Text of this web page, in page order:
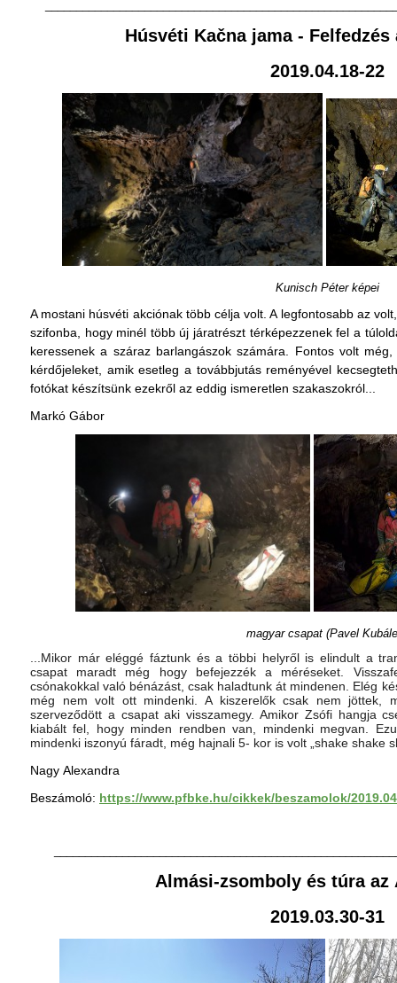
Húsvéti Kačna jama -
2019.04.18-22
Kunisch Péter képei
A mostani húsvéti akciónak több célja volt. A legfontosabb az
szifonba, hogy minél több új járatrészt térképezzenek fel a
keressenek a száraz barlangászok számára. Fontos volt
kérdőjeleket, amik esetleg a továbbjutás reményével
fotókat készítsünk ezekről az eddig ismeretlen szakaszokról...
Markó Gábor
magyar csapat (Pavel
...Mikor már eléggé fáztunk és a többi helyről is elindult a
csapat maradt még hogy befejezzék a méréseket.
csónakokkal való bénázást, csak haladtunk át mindenen. Elég
még nem volt ott mindenki. A kiszerelők csak nem jöttek,
szerveződött a csapat aki visszamegy. Amikor Zsófi hangja
kiabált fel, hogy minden rendben van, mindenki megvan.
mindenki iszonyú fáradt, még hajnali 5- kor is volt „shake shake
Nagy Alexandra
Beszámoló: https://www.pfbke.hu/cikkek/beszamolok/
Almási-zsomboly és túra az
2019.03.30-31